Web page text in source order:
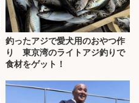
釣ったアジで愛犬用のおやつ作
り 東京湾のライトアジ釣りで
食材をゲット！